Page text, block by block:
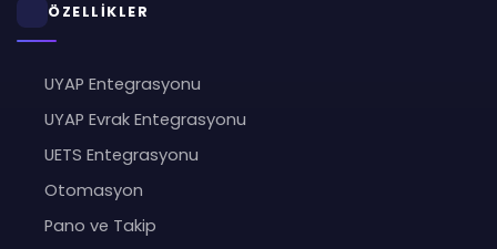
ÖZELLİKLER
UYAP Entegrasyonu
UYAP Evrak Entegrasyonu
UETS Entegrasyonu
Otomasyon
Pano ve Takip